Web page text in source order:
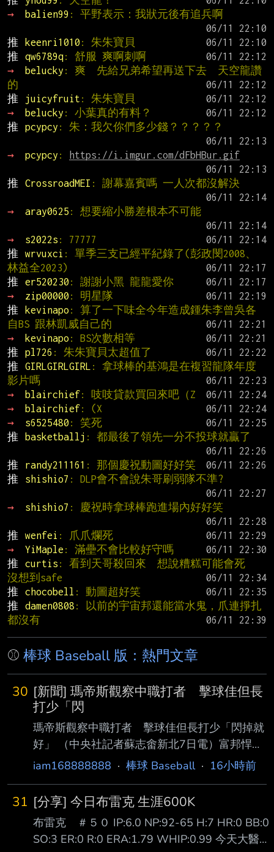
→
balien99 : 平野表示：我狀元後有追兵啊
推
keenri1010 : 朱朱寶貝
推
qw6789q: 舒服 爽啊刺啊
→
belucky : 爽  先給兄弟希望再送下去  天空龍讚
的
推
juicyfruit : 朱朱寶貝
→
belucky : 小葉真的有料？
推
pcypcy : 朱：我欠你們多少錢？？？？？
→
pcypcy :
https://i.imgur.com/dFbHBur.gif
推
CrossroadMEI : 謝幕嘉賓嗎 一人次都沒解決
→
aray0625 : 想要縮小勝差根本不可能
→
s2022s : 77777
推
wrvuxci : 單季三支已經平紀錄了(彭政閔2008、
林益全2023)
推
er520230 : 謝謝小黑 龍龍愛你
→
zip00000 : 明星隊
推
kevinapo : 算了一下味全今年造成鍾朱李曾吳各
自BS 跟林凱威自己的
→
kevinapo : BS次數相等
推
pl726 : 朱朱寶貝太超值了
推
GIRLGIRLGIRL : 拿球棒的基鴻是在複習龍隊年度
影片嗎
→
blairchief: 吱吱貸款買回來吧（Z
→
blairchief: (X
→
s6525480 : 笑死
推
basketballj : 都最後了領先一分不投球就贏了
推
randy211161 : 那個慶祝動圖好好笑
推
shishio7 : DLP會不會說朱哥刷弱隊不準?
→
shishio7 : 慶祝時拿球棒跑進場內好好笑
推
wenfei : 爪爪爛死
→
YiMaple : 滿壘不會比較好守嗎
推
curtis : 看到天哥殺回來  想說糟糕可能會死
沒想到safe
推
chocobell : 動圖超好笑
推
damen0808 : 以前的宇宙邦還能當水鬼，爪連掙扎
都沒有
⚾ 棒球 Baseball 版：熱門文章
30 [新聞] 瑪帝斯觀察中職打者 擊球佳但長
打少「閃
瑪帝斯觀察中職打者 擊球佳但長打少「閃掉就
好」 （中央社記者蘇志畬新北7日電）富邦悍將
隊新洋投瑪帝斯帶著在二軍投出最快151公里的
棒打者的擊球能力好，但長打者較少，「 閃掉
他就好。」 瑪帝斯（Quinton Martinez）現身新
莊棒球場，備戰明天先發工作，今天接受媒體聯
訪時 表示，很期待能夠與這裡最好的打者對
iam168888888 · 棒球 Baseball· 16小時前
31 [分享] 今日布雷克 生涯600K
布雷克 ＃５０ IP:6.0 NP:92-65 H:7 HR:0 BB:0
SO:3 ER:0 R:0 ERA:1.79 WHIP:0.99 今天大醫生